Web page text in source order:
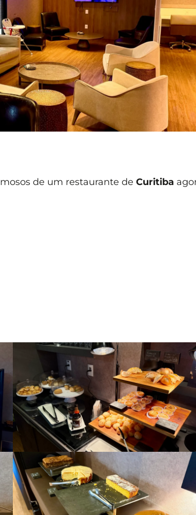
de um restaurante de Curitiba